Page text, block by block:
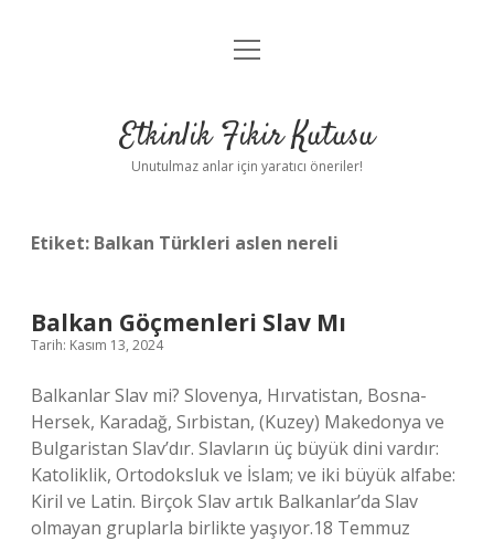
Anasayfa
Yasal Uyarı
menüyü
Etkinlik Fikir Kutusu
Unutulmaz anlar için yaratıcı öneriler!
Etiket: Balkan Türkleri aslen nereli
Balkan Göçmenleri Slav Mı
Tarih: Kasım 13, 2024
Balkanlar Slav mi? Slovenya, Hırvatistan, Bosna-
Hersek, Karadağ, Sırbistan, (Kuzey) Makedonya ve
Bulgaristan Slav’dır. Slavların üç büyük dini vardır:
Katoliklik, Ortodoksluk ve İslam; ve iki büyük alfabe:
Kiril ve Latin. Birçok Slav artık Balkanlar’da Slav
olmayan gruplarla birlikte yaşıyor.18 Temmuz